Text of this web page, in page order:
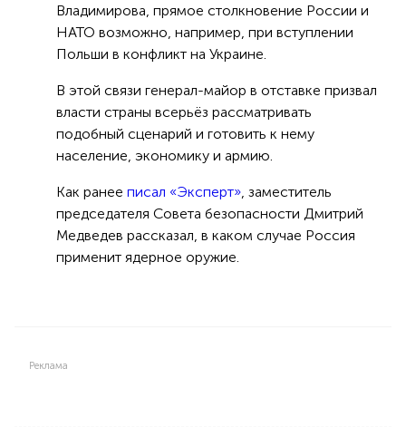
Владимирова, прямое столкновение России и
НАТО возможно, например, при вступлении
Польши в конфликт на Украине.
В этой связи генерал-майор в отставке призвал
власти страны всерьёз рассматривать
подобный сценарий и готовить к нему
население, экономику и армию.
Как ранее писал «Эксперт» , заместитель
председателя Совета безопасности Дмитрий
Медведев рассказал, в каком случае Россия
применит ядерное оружие.
Реклама